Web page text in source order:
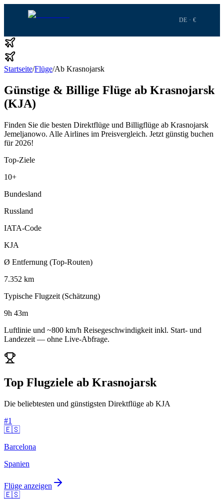
DE · €
Startseite/Flüge/Ab Krasnojarsk
Günstige & Billige Flüge ab Krasnojarsk
(KJA)
Finden Sie die besten Direktflüge und Billigflüge ab Krasnojarsk
Jemeljanowo. Alle Airlines im Preisvergleich. Jetzt günstig buchen
für 2026!
Top-Ziele
10+
Bundesland
Russland
IATA-Code
KJA
Ø Entfernung (Top-Routen)
7.352 km
Typische Flugzeit (Schätzung)
9h 43m
Luftlinie und ~800 km/h Reisegeschwindigkeit inkl. Start- und
Landezeit — ohne Live-Abfrage.
Top Flugziele ab Krasnojarsk
Die beliebtesten und günstigsten Direktflüge ab KJA
#1
🇪🇸
Barcelona
Spanien
Flüge anzeigen
🇪🇸